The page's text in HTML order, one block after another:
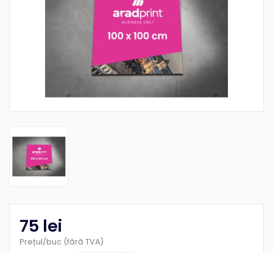
75 lei
Prețul/buc (fără TVA)